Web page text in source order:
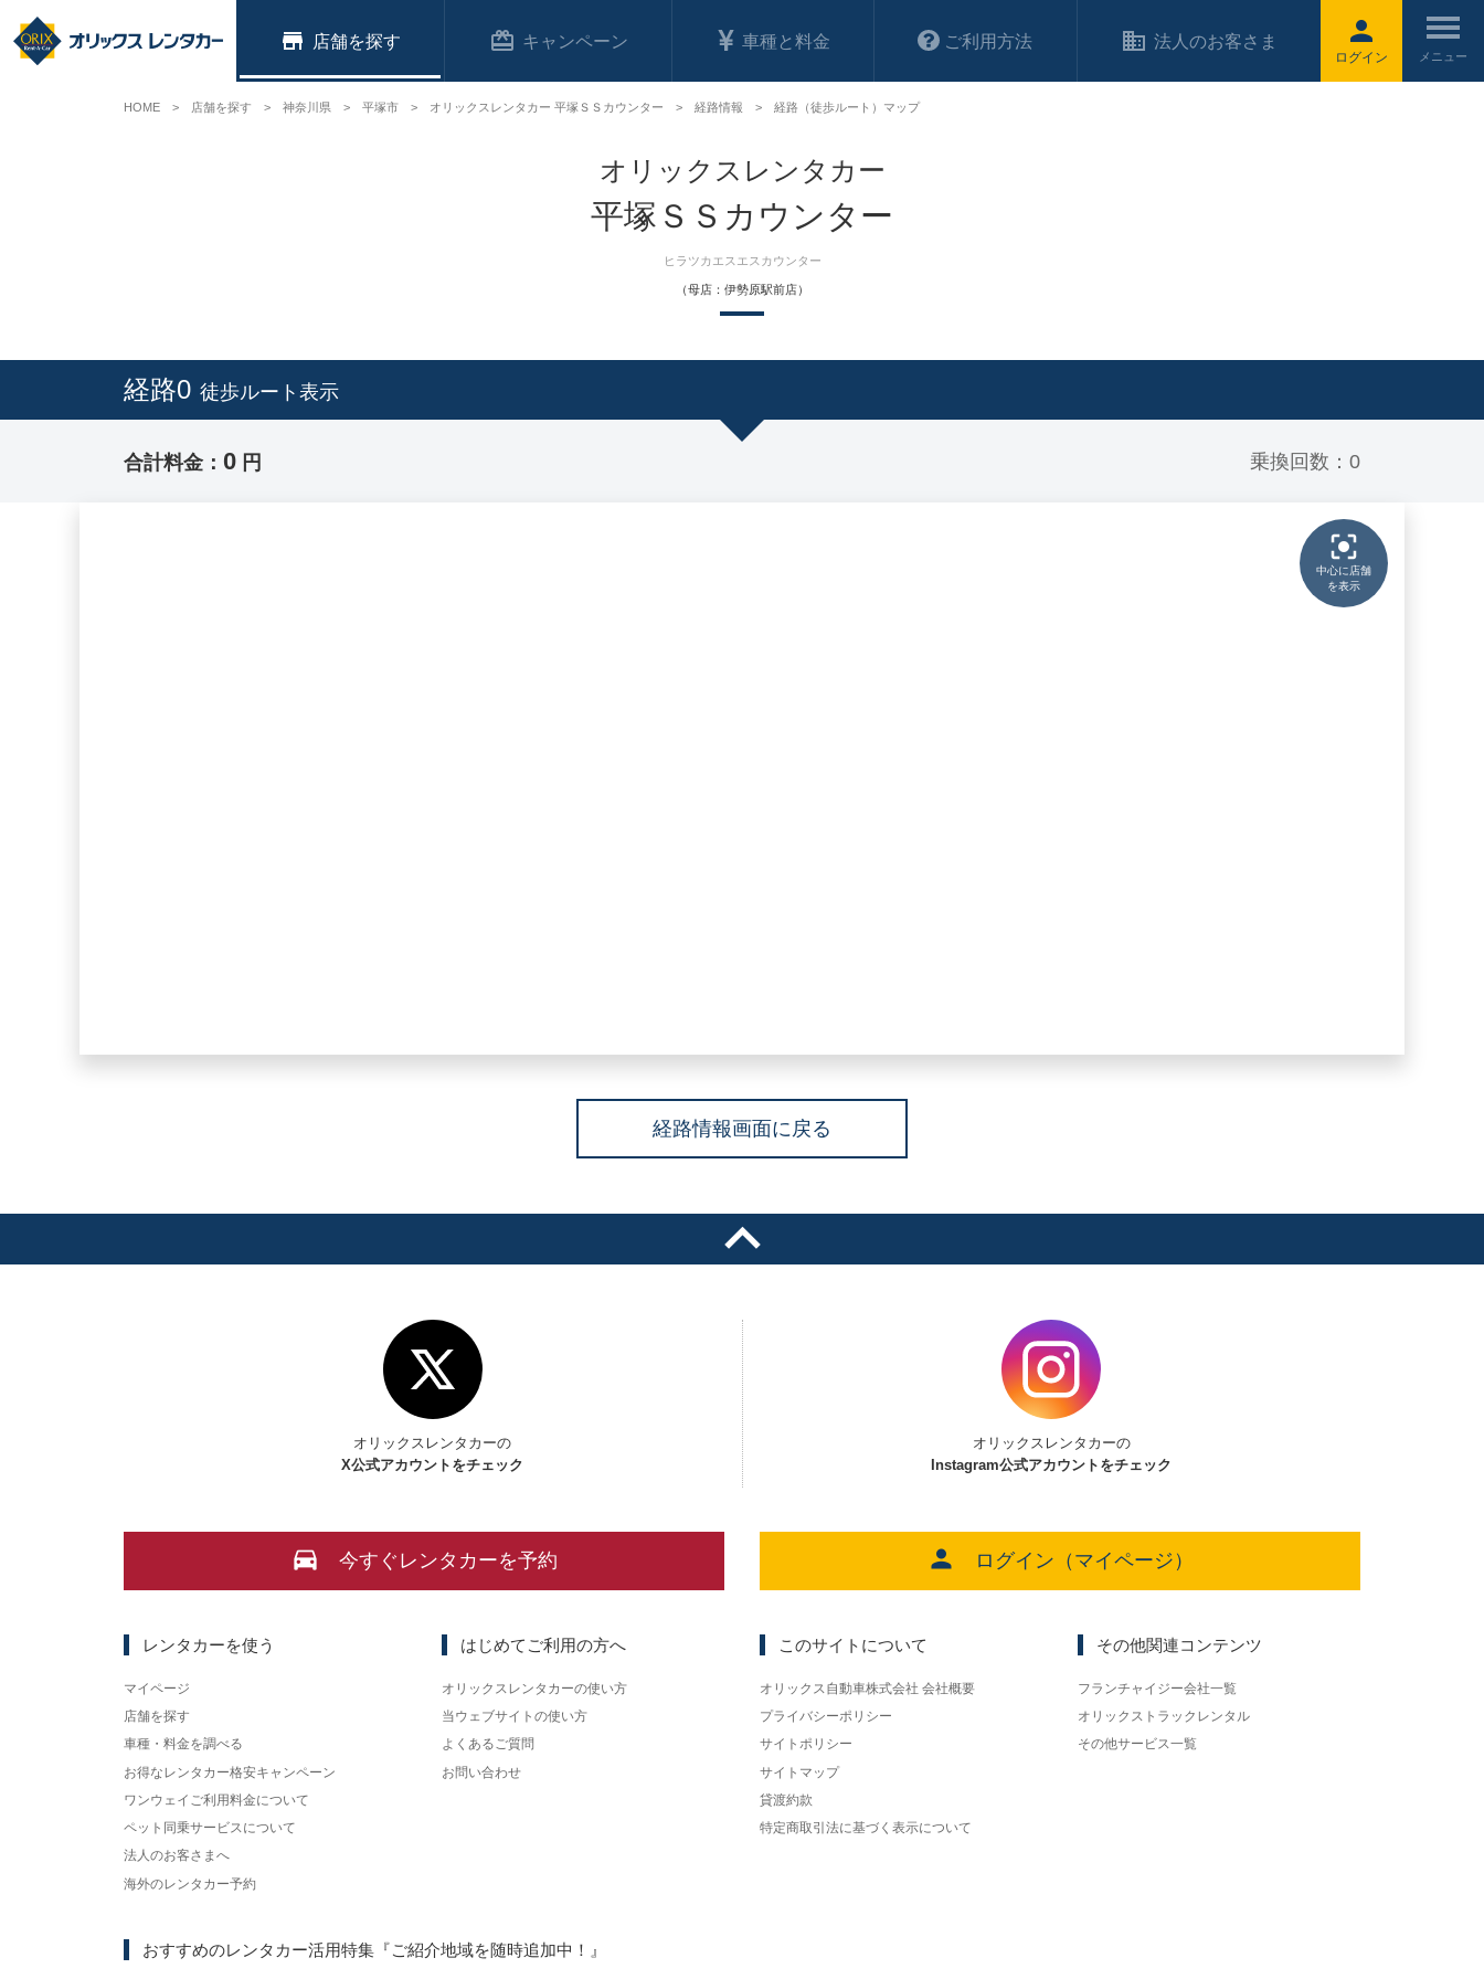
ログイン
店舗 キャンペーン 車種と料金 ご利用方法 法人のお客さま
オリックスレンタカー
平塚ＳＳカウンター
ヒラツカエスエスカウンター
（母店：伊勢原駅前店）
経路0 徒歩ルート表示
合計料金： 0 円 乗換回数：0
中心に店舗
を表示
経路情報画面に戻る
HOME 店舗を探す 神奈川県 平塚市 オリックスレンタカー 平塚ＳＳカウンター 経路情報 経路（徒歩ルート）マップ
オリックスレンタカーの
X公式アカウントをチェック
オリックスレンタカーの
Instagram公式アカウントをチェック
今すぐレンタカーを予約 ログイン（マイページ）
レンタカーを使う
マイページ
店舗を探す
車種・料金を調べる
お得なレンタカー格安キャンペーン
ワンウェイご利用料金について
ペット同乗サービスについて
法人のお客さまへ
海外のレンタカー予約
はじめてご利用の方へ
オリックスレンタカーの使い方
当ウェブサイトの使い方
よくあるご質問
お問い合わせ
このサイトについて
オリックス自動車株式会社 会社概要
プライバシーポリシー
サイトポリシー
サイトマップ
貸渡約款
特定商取引法に基づく表示について
その他関連コンテンツ
フランチャイジー会社一覧
オリックストラックレンタル
その他サービス一覧
おすすめのレンタカー活用特集 『ご紹介地域を随時追加中！』